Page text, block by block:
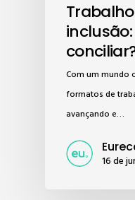
Com um mundo
formatos de
avançando e…
16 de